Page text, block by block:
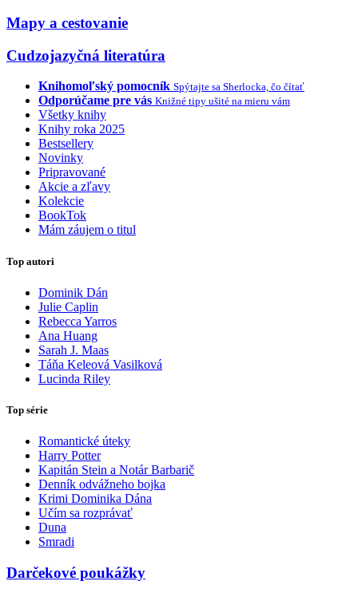
Mapy a cestovanie
Cudzojazyčná literatúra
Knihomoľský pomocník Spýtajte sa Sherlocka, čo čítať
Odporúčame pre vás Knižné tipy ušité na mieru vám
Všetky knihy
Knihy roka 2025
Bestsellery
Novinky
Pripravované
Akcie a zľavy
Kolekcie
BookTok
Mám záujem o titul
Top autori
Dominik Dán
Julie Caplin
Rebecca Yarros
Ana Huang
Sarah J. Maas
Táňa Keleová Vasilková
Lucinda Riley
Top série
Romantické úteky
Harry Potter
Kapitán Stein a Notár Barbarič
Denník odvážneho bojka
Krimi Dominika Dána
Učím sa rozprávať
Duna
Smradi
Darčekové poukážky